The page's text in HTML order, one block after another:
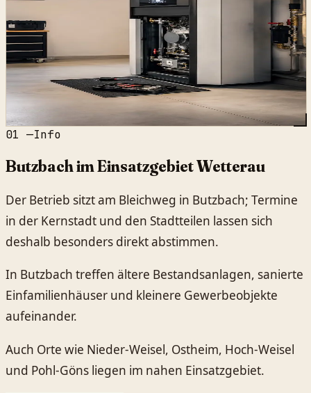
01 —Info
Butzbach im Einsatzgebiet Wetterau
Der Betrieb sitzt am Bleichweg in Butzbach; Termine
in der Kernstadt und den Stadtteilen lassen sich
deshalb besonders direkt abstimmen.
In Butzbach treffen ältere Bestandsanlagen, sanierte
Einfamilienhäuser und kleinere Gewerbeobjekte
aufeinander.
Auch Orte wie Nieder-Weisel, Ostheim, Hoch-Weisel
und Pohl-Göns liegen im nahen Einsatzgebiet.